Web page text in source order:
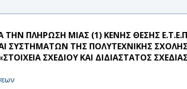
ΤΗΝ ΠΛΗΡΩΣΗ ΜΙΑΣ (1) ΚΕΝΗΣ ΘΕΣΗΣ
ΣΥΣΤΗΜΑΤΩΝ ΤΗΣ ΠΟΛΥΤΕΧΝΙΚΗΣ
ΣΧΕΔΙΟΥ ΚΑΙ ΔΙΔΙΑΣΤΑΤΟΣ